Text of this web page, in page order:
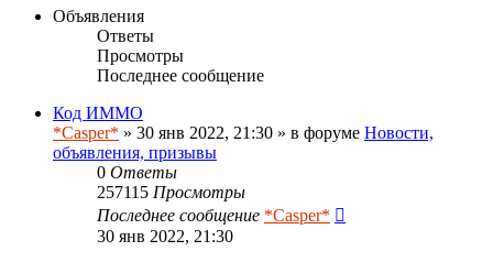
Объявления
Ответы
Просмотры
Последнее сообщение
Код ИММО
*Casper* » 30 янв 2022, 21:30 » в форуме Новости,
объявления, призывы
0 Ответы
257115 Просмотры
Последнее сообщение *Casper*
30 янв 2022, 21:30